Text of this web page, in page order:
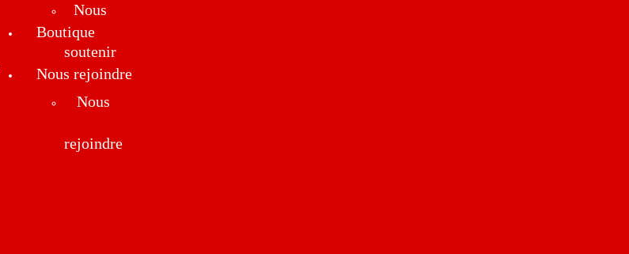
Nous
soutenir
Nous
rejoindre
Boutique
Nous rejoindre